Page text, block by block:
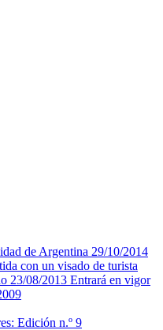
de Argentina 29/10/2014
con un visado de turista
23/08/2013 Entrará en vigor
Edición n.º 9